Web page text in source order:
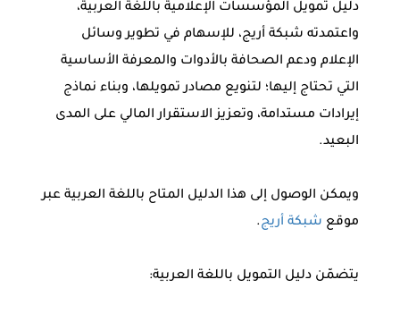
دليل تمويل المؤسسات الإعلامية باللغة العربية،
واعتمدته شبكة أريج، للإسهام في تطوير وسائل
الإعلام ودعم الصحافة بالأدوات والمعرفة الأساسية
التي تحتاج إليها؛ لتنويع مصادر تمويلها، وبناء نماذج
إيرادات مستدامة، وتعزيز الاستقرار المالي على المدى
البعيد.
ويمكن الوصول إلى هذا الدليل المتاح باللغة العربية عبر
موقع شبكة أريج.
يتضمّن دليل التمويل باللغة العربية: